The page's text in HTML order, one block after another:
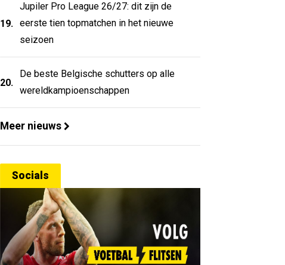
19.
Jupiler Pro League 26/27: dit zijn de
eerste tien topmatchen in het nieuwe
seizoen
20.
De beste Belgische schutters op alle
wereldkampioenschappen
Meer nieuws
Socials